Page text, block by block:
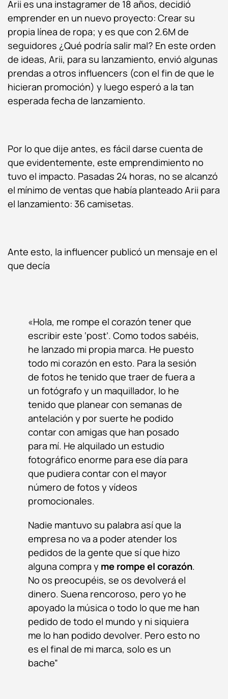
Arii es una instagramer de 18 años, decidió
emprender en un nuevo proyecto: Crear su
propia línea de ropa; y es que con 2.6M de
seguidores ¿Qué podría salir mal? En este orden
de ideas, Arii, para su lanzamiento, envió algunas
prendas a otros influencers (con el fin de que le
hicieran promoción) y luego esperó a la tan
esperada fecha de lanzamiento.
Por lo que dije antes, es fácil darse cuenta de
que evidentemente, este emprendimiento no
tuvo el impacto. Pasadas 24 horas, no se alcanzó
el mínimo de ventas que había planteado Arii para
el lanzamiento: 36 camisetas.
Ante esto, la influencer publicó un mensaje en el
que decía
«Hola, me rompe el corazón tener que
escribir este ‘post’. Como todos sabéis,
he lanzado mi propia marca. He puesto
todo mi corazón en esto. Para la sesión
de fotos he tenido que traer de fuera a
un fotógrafo y un maquillador, lo he
tenido que planear con semanas de
antelación y por suerte he podido
contar con amigas que han posado
para mí. He alquilado un estudio
fotográfico enorme para ese día para
que pudiera contar con el mayor
número de fotos y vídeos
promocionales.
Nadie mantuvo su palabra así que la
empresa no va a poder atender los
pedidos de la gente que sí que hizo
alguna compra y me rompe el corazón.
No os preocupéis, se os devolverá el
dinero. Suena rencoroso, pero yo he
apoyado la música o todo lo que me han
pedido de todo el mundo y ni siquiera
me lo han podido devolver. Pero esto no
es el final de mi marca, solo es un
bache”